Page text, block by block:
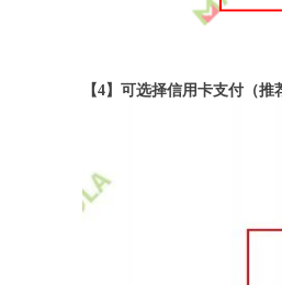
【4】可选择信用卡支付（